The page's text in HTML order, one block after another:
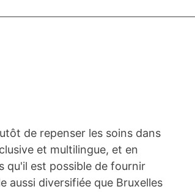
de repenser les soins dans
et multilingue, et en
qu'il est possible de fournir
aussi diversifiée que Bruxelles